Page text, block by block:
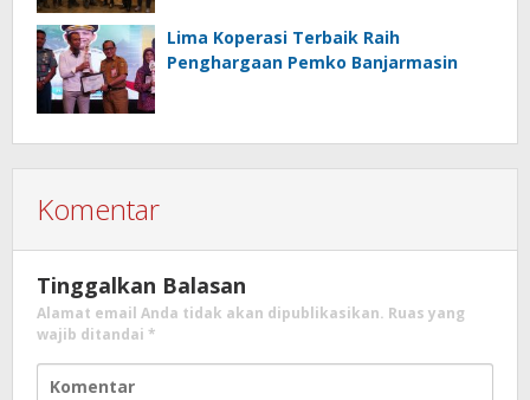
Lima Koperasi Terbaik Raih
Penghargaan Pemko Banjarmasin
Komentar
Tinggalkan Balasan
Alamat email Anda tidak akan dipublikasikan. Ruas yang
wajib ditandai *